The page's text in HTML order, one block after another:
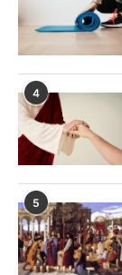
4
5